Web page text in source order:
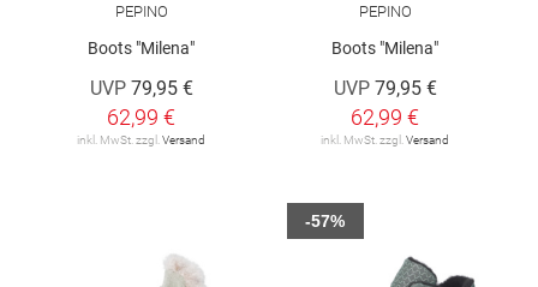
PEPINO
Boots "Milena"
UVP 79,95 €
62,99 €
inkl. MwSt. zzgl. Versand
PEPINO
Boots "Milena"
UVP 79,95 €
62,99 €
inkl. MwSt. zzgl. Versand
-57%